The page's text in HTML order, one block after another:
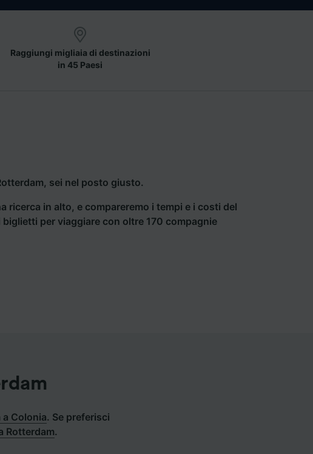
Raggiungi migliaia di destinazioni
in 45 Paesi
sei nel posto giusto.
ricerca in alto, e compareremo i tempi e i costi del
per viaggiare con oltre 170 compagnie
Colonia. Se preferisci
Rotterdam.